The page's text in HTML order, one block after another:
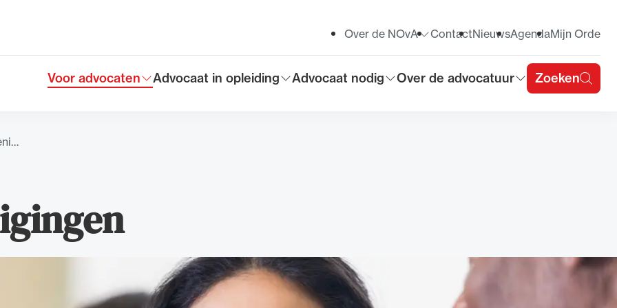
Toon submenu voor
Voor advocaten
Toon submenu voor
Advocaat in opleiding
Toon submenu voor
Advocaat nodig
Toon submenu voor
Over de advocatuur Zoeken
Toon submenu voor
Over de NOvA ContactNieuwsAgendaMijn Orde